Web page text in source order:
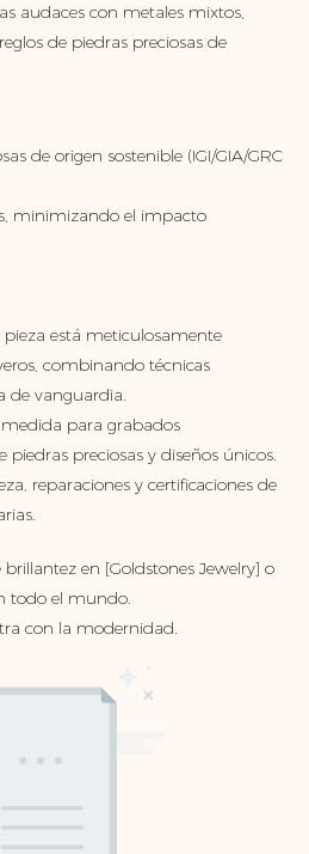
audaces con metales mixtos,
de piedras preciosas de
de origen sostenible (IGI/GIA/GRC
minimizando el impacto
está meticulosamente
combinando técnicas
de vanguardia.
medida para grabados
piedras preciosas y diseños únicos.
reparaciones y certificaciones de
en [Goldstones Jewelry] o
todo el mundo.
con la modernidad.